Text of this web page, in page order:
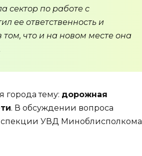
сектор по работе с
ее ответственность и
том, что и на новом месте она
города тему: дорожная
. В обсуждении вопроса
УВД Миноблисполкома